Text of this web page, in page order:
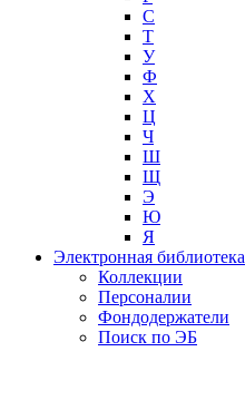
С
Т
У
Ф
Х
Ц
Ч
Ш
Щ
Э
Ю
Я
Электронная библиотека
Коллекции
Персоналии
Фондодержатели
Поиск по ЭБ